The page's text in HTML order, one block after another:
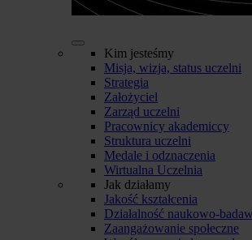
Kim jesteśmy
Misja, wizja, status uczelni
Strategia
Założyciel
Zarząd uczelni
Pracownicy akademiccy
Struktura uczelni
Medale i odznaczenia
Wirtualna Uczelnia
Jak działamy
Jakość kształcenia
Działalność naukowo-
Zaangażowanie społeczne